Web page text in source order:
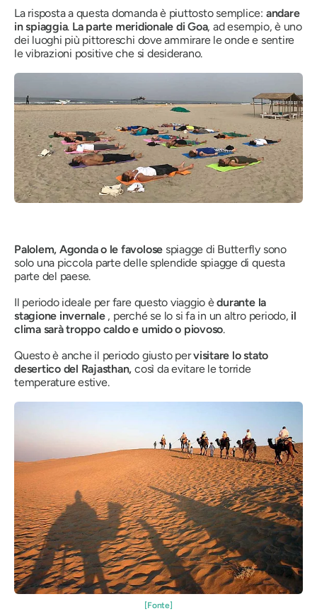
La risposta a questa domanda è piuttosto semplice: andare
in spiaggia. La parte meridionale di Goa, ad esempio, è uno
dei luoghi più pittoreschi dove ammirare le onde e sentire
le vibrazioni positive che si desiderano.
Palolem, Agonda o le favolose spiagge di Butterfly sono
solo una piccola parte delle splendide spiagge di questa
parte del paese.
Il periodo ideale per fare questo viaggio èdurante la
stagione invernale, perché se lo si fa in un altro periodo, il
clima sarà troppo caldo e umido o piovoso.
Questo è anche il periodo giusto pervisitare lo stato
desertico del Rajasthan, così da evitare le torride
temperature estive.
[Fonte]